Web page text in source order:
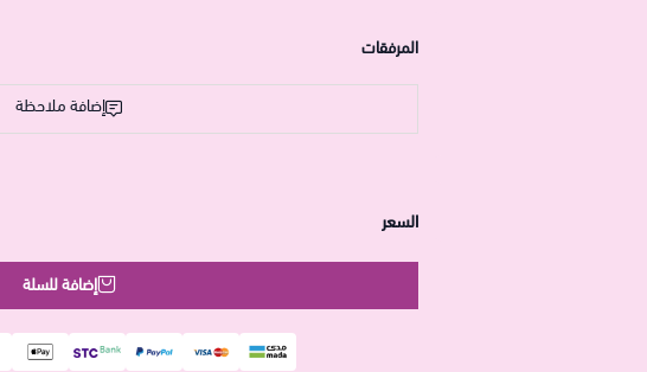
المرفقات
إضافة ملاحظة
السعر
إضافة للسلة